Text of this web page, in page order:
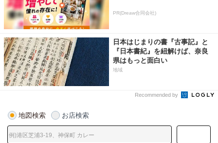
PR(Dreaw合同会社)
日本はじまりの書『古事記』と
『日本書紀』を紐解けば、奈良
県はもっと面白い
地域
Recommended by
地図検索 お店検索